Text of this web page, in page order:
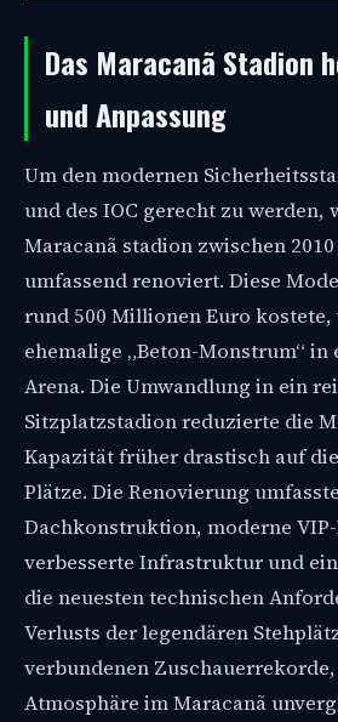
Das Maracanã Stadion
und Anpassung
Um den modernen
und des IOC gerecht zu werden,
Maracanã stadion zwischen 2010
umfassend renoviert. Diese
rund 500 Millionen Euro kostete,
ehemalige „Beton-Monstrum“ in
Arena. Die Umwandlung in ein
Sitzplatzstadion reduzierte die
Kapazität früher drastisch auf
Plätze. Die Renovierung
Dachkonstruktion, moderne
verbesserte Infrastruktur und
die neuesten technischen
Verlusts der legendären
verbundenen
Atmosphäre im Maracanã